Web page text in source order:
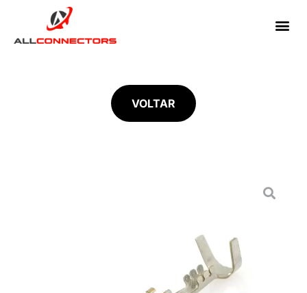
VOLTAR